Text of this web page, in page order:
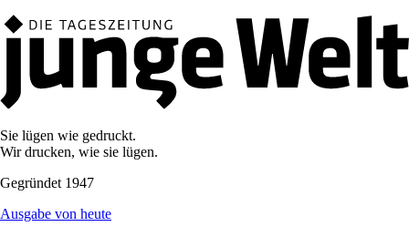
Sie lügen wie gedruckt.
Wir drucken, wie sie lügen.
Gegründet 1947
Ausgabe von heute